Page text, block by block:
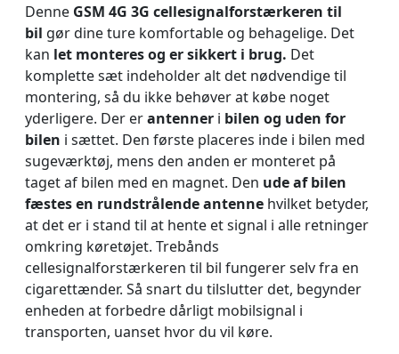
Denne GSM 4G 3G cellesignalforstærkeren til
bil gør dine ture komfortable og behagelige. Det
kan let monteres og er sikkert i brug. Det
komplette sæt indeholder alt det nødvendige til
montering, så du ikke behøver at købe noget
yderligere. Der erantenner i bilen og uden for
bilen i sættet. Den første placeres inde i bilen med
sugeværktøj, mens den anden er monteret på
taget af bilen med en magnet. Den ude af bilen
fæstes en rundstrålende antenne hvilket betyder,
at det er i stand til at hente et signal i alle retninger
omkring køretøjet. Trebånds
cellesignalforstærkeren til bil fungerer selv fra en
cigarettænder. Så snart du tilslutter det, begynder
enheden at forbedre dårligt mobilsignal i
transporten, uanset hvor du vil køre.